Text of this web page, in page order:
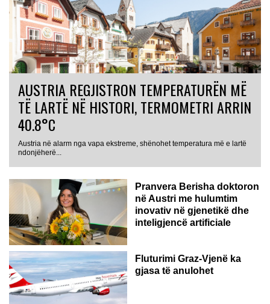
AUSTRIA REGJISTRON TEMPERATURËN MË
TË LARTË NË HISTORI, TERMOMETRI ARRIN
40.8°C
Austria në alarm nga vapa ekstreme, shënohet temperatura më e lartë
ndonjëherë...
AUSTRI
Pranvera Berisha doktoron
në Austri me hulumtim
inovativ në gjenetikë dhe
inteligjencë artificiale
Fluturimi Graz-Vjenë ka
gjasa të anulohet